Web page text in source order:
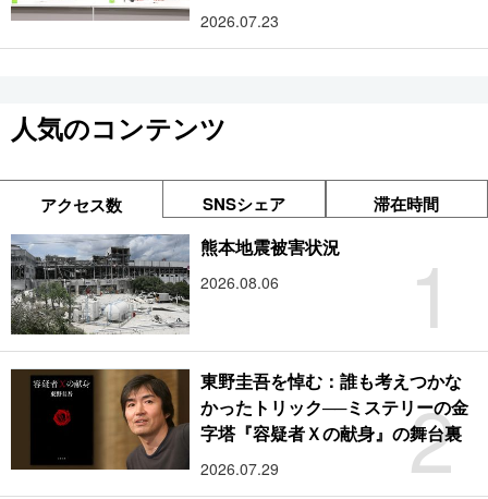
2026.07.23
人気のコンテンツ
アクセス数 SNSシェア 滞在時間
1
熊本地震被害状況
2026.08.06
2
東野圭吾を悼む：誰も考えつかな
かったトリック──ミステリーの金
字塔『容疑者Ｘの献身』の舞台裏
2026.07.29